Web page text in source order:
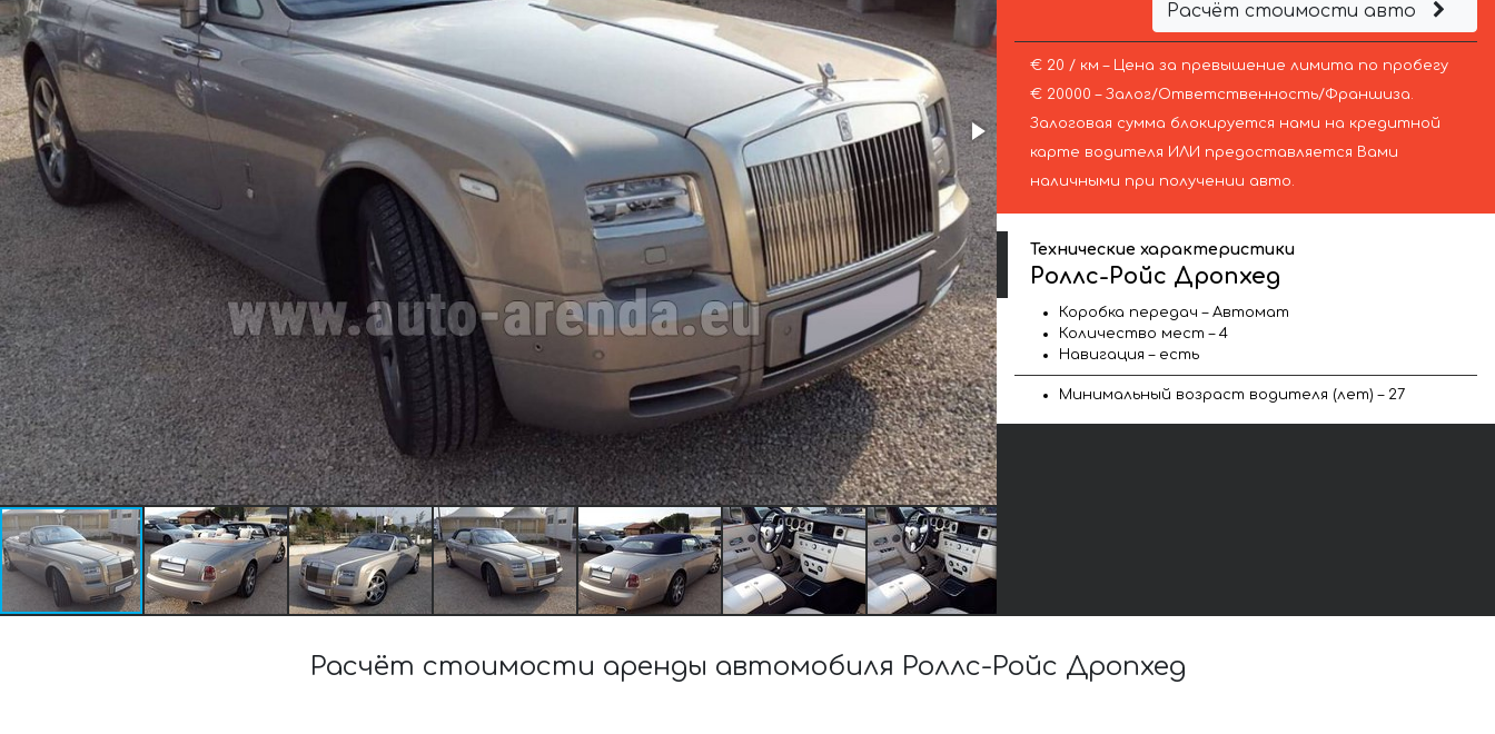
Расчёт стоимости авто
€ 20 / км – Цена за превышение лимита по пробегу
€ 20000 – Залог/Ответственность/Франшиза.
Залоговая сумма блокируется нами на кредитной
карте водителя ИЛИ предоставляется Вами
наличными при получении авто.
Технические характеристики
Роллс-Ройс Дропхед
Коробка передач – Автомат
Количество мест – 4
Навигация – есть
Минимальный возраст водителя (лет) – 27
Расчёт стоимости аренды автомобиля Роллс-Ройс Дропхед